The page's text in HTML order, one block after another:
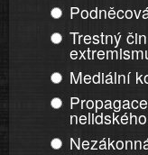
Trestný
Mediální